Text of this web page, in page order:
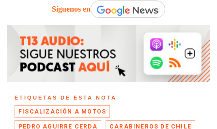
Síguenos en
ETIQUETAS DE ESTA NOTA
FISCALIZACIÓN A MOTOS
PEDRO AGUIRRE CERDA CARABINEROS DE CHILE